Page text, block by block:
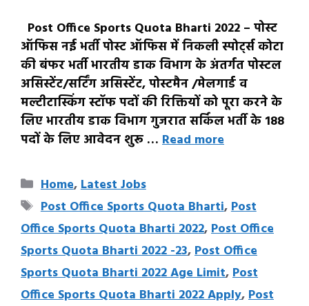
Post Office Sports Quota Bharti 2022 – पोस्ट
ऑफिस नई भर्ती पोस्ट ऑफिस में निकली स्पोर्ट्स कोटा
की बंफर भर्ती भारतीय डाक विभाग के अंतर्गत पोस्टल
असिस्टेंट/सर्टिंग असिस्टेंट, पोस्टमैन /मेलगार्ड व
मल्टीटास्किंग स्टॉफ पदों की रिक्तियों को पूरा करने के
लिए भारतीय डाक विभाग गुजरात सर्किल भर्ती के 188
पदों के लिए आवेदन शुरू … Read more
Categories
Home,Latest Jobs
Tags
Post Office Sports Quota Bharti,Post
Office Sports Quota Bharti 2022,Post Office
Sports Quota Bharti 2022 -23,Post Office
Sports Quota Bharti 2022 Age Limit,Post
Office Sports Quota Bharti 2022 Apply,Post